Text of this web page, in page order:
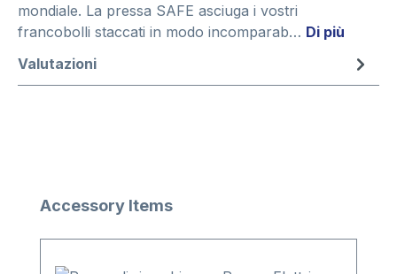
mondiale. La pressa SAFE asciuga i vostri
francobolli staccati in modo incomparab… Di più
Valutazioni
Salta la galleria dei prodotti
Accessory Items